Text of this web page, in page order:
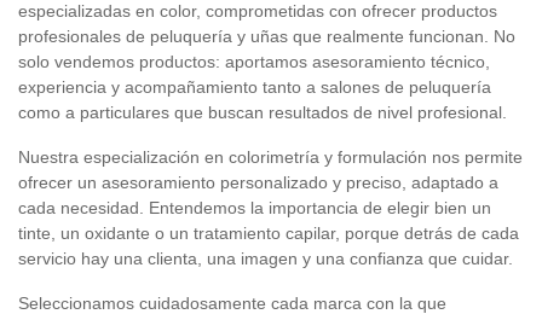
especializadas en color, comprometidas con ofrecer productos
profesionales de peluquería y uñas que realmente funcionan. No
solo vendemos productos: aportamos asesoramiento técnico,
experiencia y acompañamiento tanto a salones de peluquería
como a particulares que buscan resultados de nivel profesional.
Nuestra especialización en colorimetría y formulación nos permite
ofrecer un asesoramiento personalizado y preciso, adaptado a
cada necesidad. Entendemos la importancia de elegir bien un
tinte, un oxidante o un tratamiento capilar, porque detrás de cada
servicio hay una clienta, una imagen y una confianza que cuidar.
Seleccionamos cuidadosamente cada marca con la que